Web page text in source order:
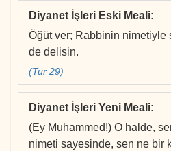
Diyanet İşleri Eski Meali:
Öğüt ver; Rabbinin nimetiyle
de delisin.
(Tur 29)
Diyanet İşleri Yeni Meali:
(Ey Muhammed!) O halde,
nimeti sayesinde, sen ne bir